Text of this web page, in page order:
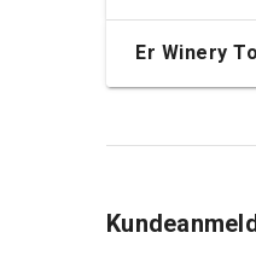
Er Winery